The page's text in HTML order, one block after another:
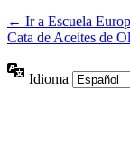
← Ir a Escuela
Cata de Aceites de
Idioma